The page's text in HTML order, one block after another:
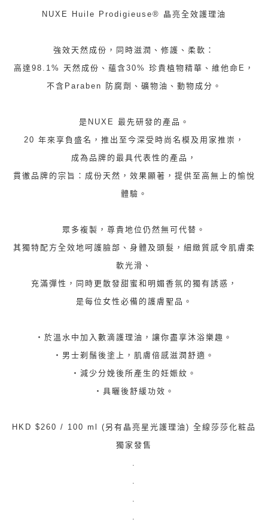
NUXE Huile Prodigieuse® 晶亮全效護理油
強效天然成份，同時滋潤、修護、柔軟：
高達98.1% 天然成份、蘊含30% 珍貴植物精華、維他命E，
不含Paraben 防腐劑、礦物油、動物成分。
是NUXE 最先研發的產品。
20 年來享負盛名，推出至今深受時尚名模及用家推崇，
成為品牌的最具代表性的產品，
貫徹品牌的宗旨：成份天然，效果顯著，提供至高無上的愉悅
體驗。
眾多複製，尊貴地位仍然無可代替。
其獨特配方全效地呵護臉部、身體及頭髮，細緻質感令肌膚柔
軟光滑、
充滿彈性，同時更散發甜蜜和明媚香氛的獨有誘惑，
是每位女性必備的護膚聖品。
‧於溫水中加入數滴護理油，讓你盡享沐浴樂趣。
‧男士剃鬚後塗上，肌膚倍感滋潤舒適。
‧減少分娩後所產生的妊娠紋。
‧具曬後舒緩功效。
HKD $260 / 100 ml (另有晶亮星光護理油) 全線莎莎化粧品
獨家發售
.
.
.
.